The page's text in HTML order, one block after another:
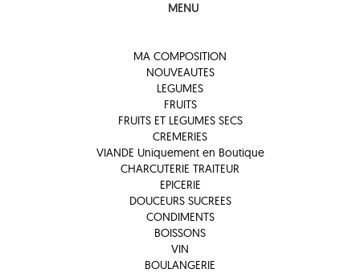
MENU
MA COMPOSITION
NOUVEAUTES
LEGUMES
FRUITS
FRUITS ET LEGUMES SECS
CREMERIES
VIANDE Uniquement en Boutique
CHARCUTERIE TRAITEUR
EPICERIE
DOUCEURS SUCREES
CONDIMENTS
BOISSONS
VIN
BOULANGERIE